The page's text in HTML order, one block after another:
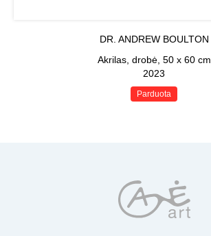
DR. ANDREW BOULTON
Akrilas, drobė, 50 x 60 cm
2023
Parduota